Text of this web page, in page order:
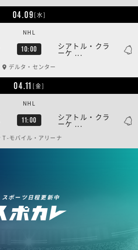
04.09[水]
10:00 シアトル・クラ
ーケ ...
NHL
デルタ・センター
04.11 [金]
11:00 シアトル・クラ
ーケ ...
NHL
T-モバイル・アリーナ
スポーツ日程更新中